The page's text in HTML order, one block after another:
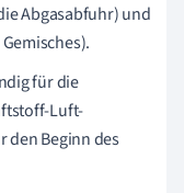
Abgasabfuhr) und
für die
Luft-
den Beginn des